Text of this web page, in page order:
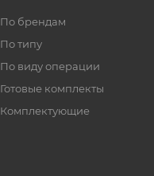
По брендам
По типу
По виду операции
Готовые комплекты
Комплектующие